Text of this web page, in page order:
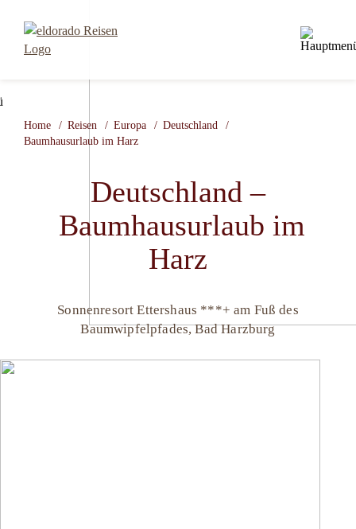
Home Reisen Europa
Deutschland
Baumhausurlaub im Harz
Deutschland –
Baumhausurlaub im
Harz
Sonnenresort Ettershaus ***+ am Fuß des
Baumwipfelpfades, Bad Harzburg